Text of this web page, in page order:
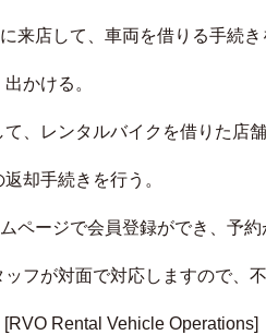
来店して、車両を借りる手続き
かける。
、レンタルバイクを借りた店
却手続きを行う。
ページで会員登録ができ、予
ッフが対面で対応しますので、
Rental Vehicle Operations]